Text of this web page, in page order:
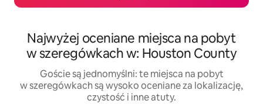
Najwyżej oceniane miejsca na pobyt
w szeregówkach w: Houston County
Goście są jednomyślni: te miejsca na pobyt
w szeregówkach są wysoko oceniane za lokalizację,
czystość i inne atuty.